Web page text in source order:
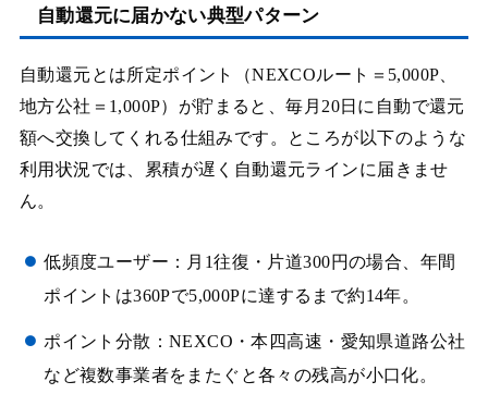
自動還元に届かない典型パターン
自動還元とは所定ポイント（NEXCOルート＝5,000P、
地方公社＝1,000P）が貯まると、毎月20日に自動で還元
額へ交換してくれる仕組みです。ところが以下のような
利用状況では、累積が遅く自動還元ラインに届きませ
ん。
低頻度ユーザー：月1往復・片道300円の場合、年間
ポイントは360Pで5,000Pに達するまで約14年。
ポイント分散：NEXCO・本四高速・愛知県道路公社
など複数事業者をまたぐと各々の残高が小口化。